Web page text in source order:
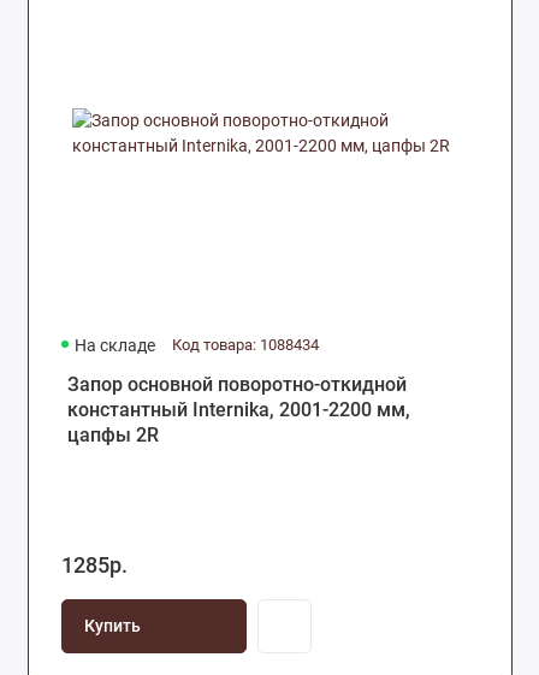
На складе Код товара: 1088434
Запор основной поворотно-откидной
константный Internika, 2001-2200 мм,
цапфы 2R
1285р.
Купить